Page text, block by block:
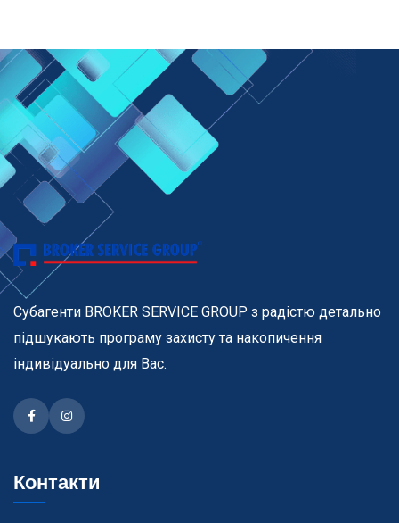
Субагенти BROKER SERVICE GROUP з радістю детально
підшукають програму захисту та накопичення
індивідуально для Вас.
FacebookInstagram
Контакти